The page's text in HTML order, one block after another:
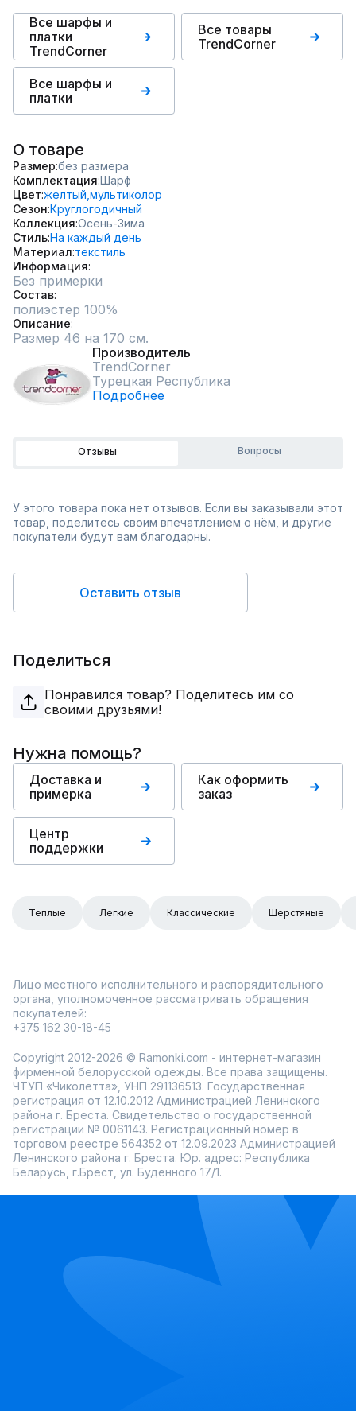
Все шарфы и
платки
TrendCorner
Все товары
TrendCorner
Все шарфы и
платки
О товаре
Размер без размера
Комплектация Шарф
Цвет желтый, мультиколор
Сезон Круглогодичный
Коллекция Осень-Зима
СтильНа каждый день
Материал текстиль
Информация
Без примерки
Состав
полиэстер 100%
Описание
Размер 46 на 170 см.
Производитель
TrendCorner
Турецкая Республика
Подробнее
Отзывы Вопросы
У этого товара пока нет отзывов. Если вы заказывали этот
товар, поделитесь своим впечатлением о нём, и другие
покупатели будут вам благодарны.
Оставить отзыв
Поделиться
Понравился товар? Поделитесь им со
своими друзьями!
Нужна помощь?
Доставка и
примерка
Как оформить
заказ
Центр
поддержки
Теплые Легкие Классические Шерстяные
Лицо местного исполнительного и распорядительного
органа, уполномоченное рассматривать обращения
покупателей:
+375 162 30-18-45
Copyright 2012-2026 © Ramonki.com - интернет-магазин
фирменной белорусской одежды. Все права защищены.
ЧТУП «Чиколетта», УНП 291136513. Государственная
регистрация от 12.10.2012 Администрацией Ленинского
района г. Бреста. Свидетельство о государственной
регистрации № 0061143. Регистрационный номер в
торговом реестре 564352 от 12.09.2023 Администрацией
Ленинского района г. Бреста. Юр. адрес: Республика
Беларусь, г.Брест, ул. Буденного 17/1.